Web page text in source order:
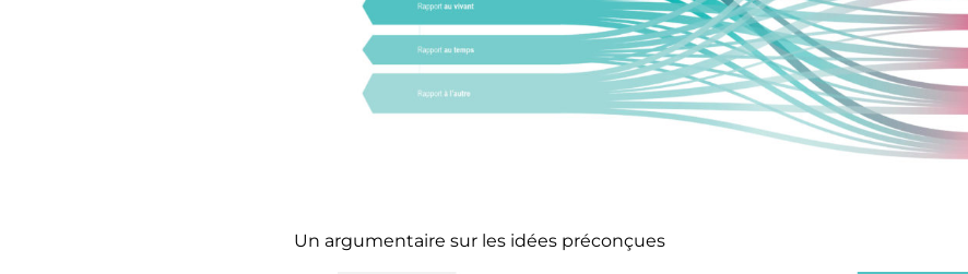
Un argumentaire sur les idées préconçues